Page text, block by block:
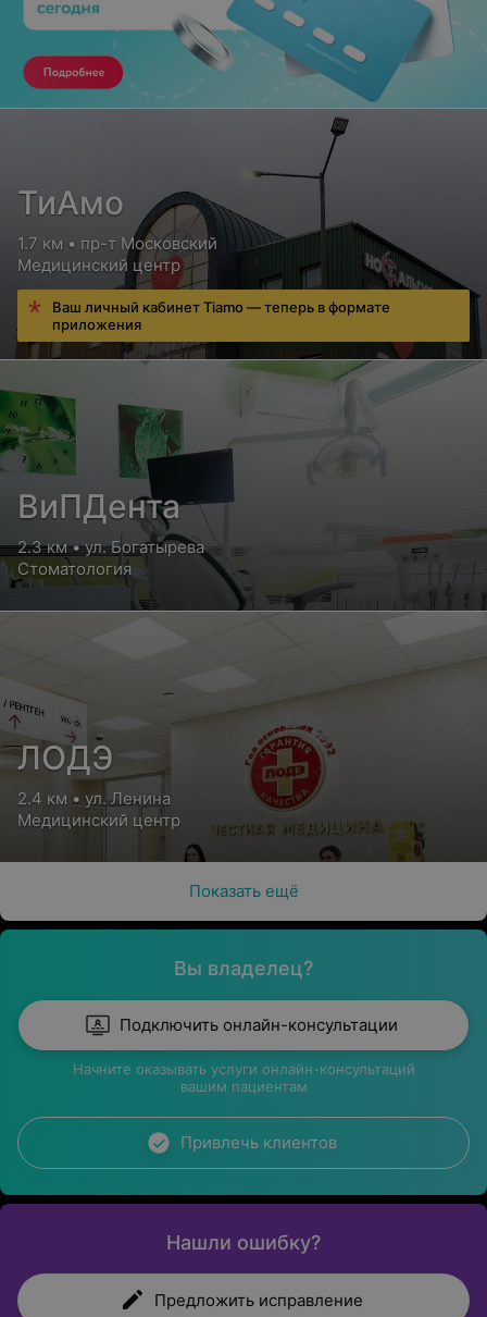
ТиАмо
1.7 км • пр-т Московский
Медицинский центр
Ваш личный кабинет Tiamo — теперь в формате
приложения
ВиПДента
2.3 км • ул. Богатырева
Стоматология
ЛОДЭ
2.4 км • ул. Ленина
Медицинский центр
Показать ещё
Вы владелец?
Подключить онлайн-консультации
Начните оказывать услуги онлайн-консультаций
вашим пациентам
Привлечь клиентов
Нашли ошибку?
Предложить исправление